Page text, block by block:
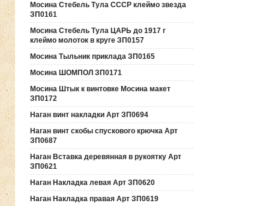
Мосина Стебель Тула СССР клеймо звезда
ЗП0161
Мосина Стебель Тула ЦАРЬ до 1917 г
клеймо молоток в круге ЗП0157
Мосина Тыльник приклада ЗП0165
Мосина ШОМПОЛ ЗП0171
Мосина Штык к винтовке Мосина макет
ЗП0172
Наган винт накладки Арт ЗП0694
Наган винт скобы спускового крючка Арт
ЗП0687
Наган Вставка деревянная в рукоятку Арт
ЗП0621
Наган Накладка левая Арт ЗП0620
Наган Накладка правая Арт ЗП0619